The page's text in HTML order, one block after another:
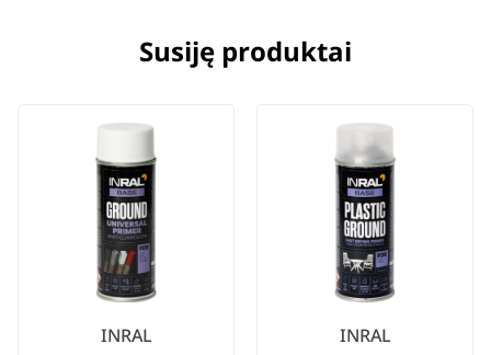
Susiję produktai
INRAL
INRAL